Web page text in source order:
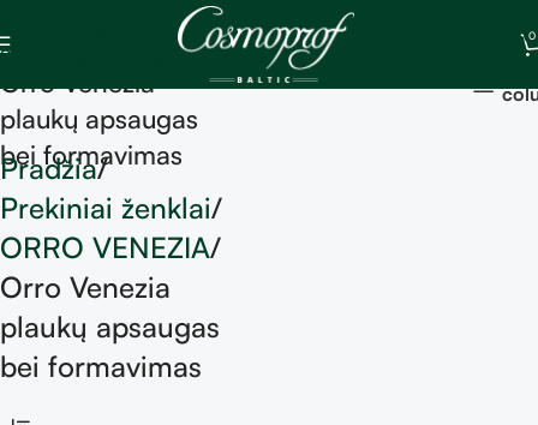
Skip to main content
0
Orro Venezia
plaukų apsaugas
bei formavimas
Pradžia
Prekiniai ženklai
ORRO VENEZIA
Orro Venezia
plaukų apsaugas
bei formavimas